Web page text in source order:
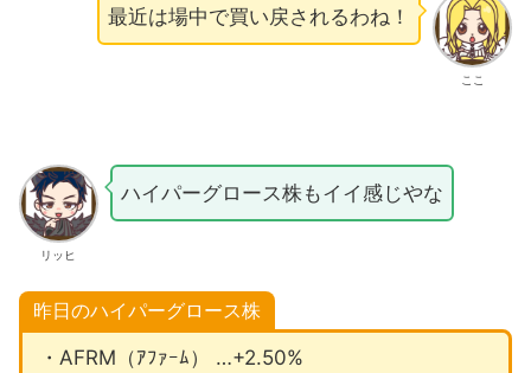
ここ
最近は場中で買い戻されるわね！
リッヒ
ハイパーグロース株もイイ感じやな
昨日のハイパーグロース株
・AFRM（ｱﾌｧｰﾑ） …+2.50%